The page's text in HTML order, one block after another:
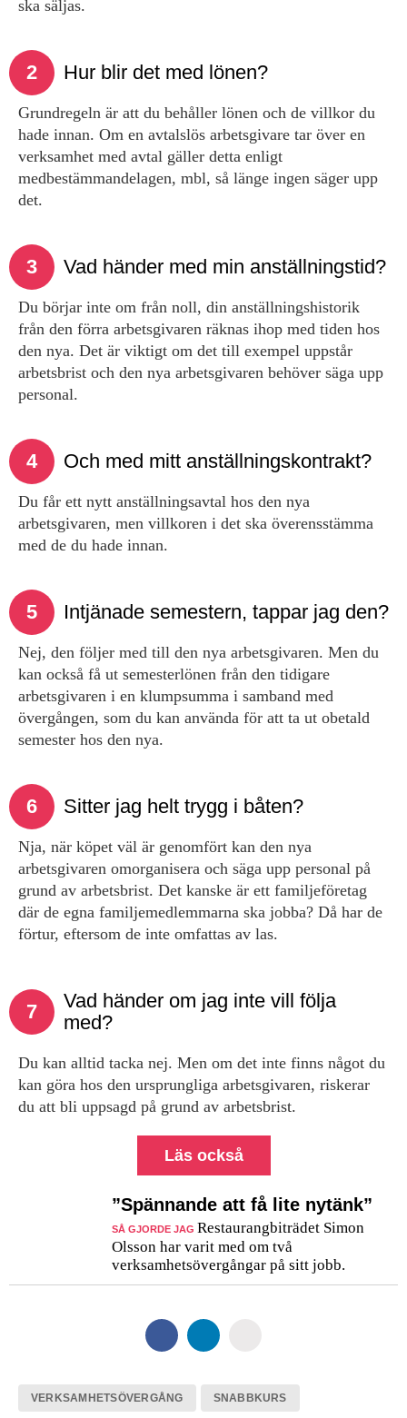
ska säljas.
2 Hur blir det med lönen?
Grundregeln är att du behåller lönen och de villkor du
hade innan. Om en avtalslös arbetsgivare tar över en
verksamhet med avtal gäller detta enligt
medbestämmandelagen, mbl, så länge ingen säger upp
det.
3 Vad händer med min anställnings­tid?
Du börjar inte om från noll, din anställnings­historik
från den förra arbetsgivaren räknas ihop med tiden hos
den nya. Det är viktigt om det till exempel uppstår
arbetsbrist och den nya arbets­givaren behöver säga upp
personal.
4 Och med mitt anställningskontrakt?
Du får ett nytt anställningsavtal hos den nya
arbetsgivaren, men villkoren i det ska överensstämma
med de du hade innan.
5 Intjänade semestern, tappar jag den?
Nej, den följer med till den nya arbets­givaren. Men du
kan också få ut semesterlönen från den tidigare
arbetsgivaren i en klumpsumma i samband med
övergången, som du kan använda för att ta ut obetald
semester hos den nya.
6 Sitter jag helt trygg i båten?
Nja, när köpet väl är genomfört kan den nya
arbetsgivaren omorganisera och säga upp personal på
grund av arbetsbrist. Det kanske är ett familjeföretag
där de egna familjemedlemmarna ska jobba? Då har de
förtur, eftersom de inte omfattas av las.
7
Vad händer om jag inte vill följa
med?
Du kan alltid tacka nej. Men om det inte finns något du
kan göra hos den ursprungliga arbetsgivaren, riskerar
du att bli uppsagd på grund av arbetsbrist.
Läs också
”Spännande att få lite nytänk”
SÅ GJORDE JAG Restaurangbiträdet Simon
Olsson har varit med om två
verksamhetsövergångar på sitt jobb.
VERKSAMHETSÖVERGÅNG SNABBKURS